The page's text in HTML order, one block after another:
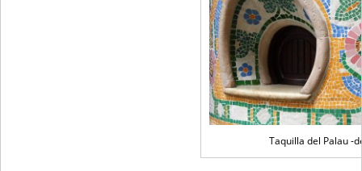
Taquilla del Palau -